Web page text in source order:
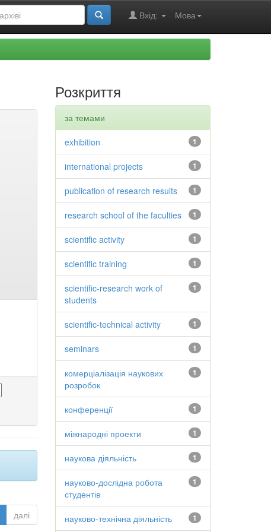
Мова
Вхід:
далі
Розкриття
за темами
1
exhibition
1
international projects
1
publication of research results
1
research school of the faculties
1
scientific activity
1
scientific training
1
scientific-research work of
students
1
scientific-technical activity
1
seminars
1
комерціалізація наукових
розробок
1
конференції
1
міжнародні проекти
1
наукова діяльність
1
науково-дослідна робота
студентів
1
науково-технічна діяльність